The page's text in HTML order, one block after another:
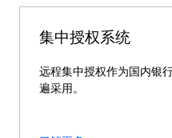
集中授权系统
远程集中授权作为国内银
遍采用。